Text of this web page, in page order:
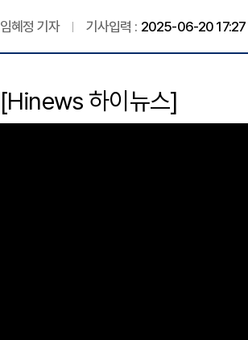
임혜정 기자 기사입력 : 2025-06-20 17:27
[Hinews 하이뉴스]